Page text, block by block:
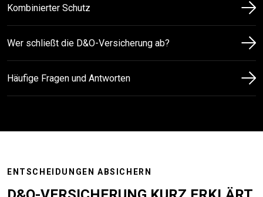
Kombinierter Schutz
Wer schließt die D&O-Versicherung ab?
Häufige Fragen und Antworten
ENTSCHEIDUNGEN ABSICHERN